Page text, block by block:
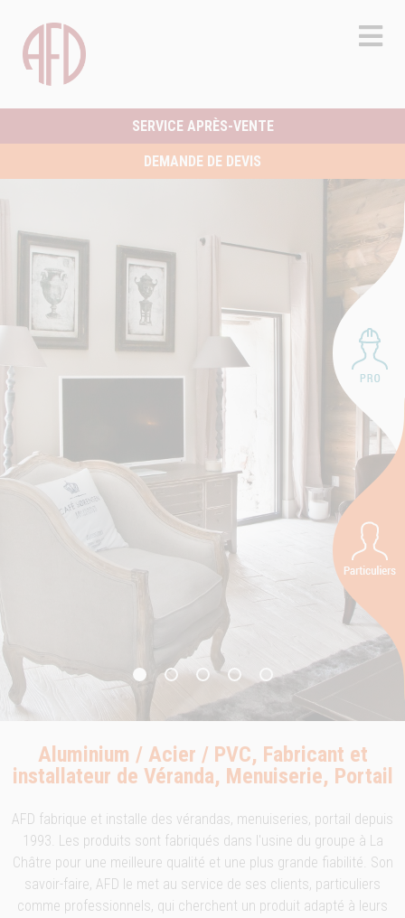
SERVICE APRÈS-VENTE
DEMANDE DE DEVIS
Aluminium / Acier / PVC, Fabricant et
installateur de Véranda, Menuiserie, Portail
AFD fabrique et installe des vérandas, menuiseries, portail depuis
1993. Les produits sont fabriqués dans l'usine du groupe à La
Châtre pour une meilleure qualité et une plus grande fiabilité. Son
savoir-faire, AFD le met au service de ses clients, particuliers
comme professionnels, qui cherchent un produit adapté à leurs